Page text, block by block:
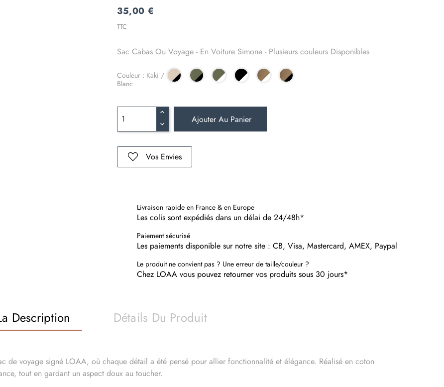
35,00 €
TTC
Sac Cabas Ou Voyage - En Voiture Simone - Plusieurs couleurs Disponibles
Couleur : Kaki /
Blanc
Ajouter Au Panier
Vos Envies
Livraison rapide en France & en Europe
Les colis sont expédiés dans un délai de 24/48h*
Paiement sécurisé
Les paiements disponible sur notre site : CB, Visa, Mastercard, AMEX, Paypal
Le produit ne convient pas ? Une erreur de taille/couleur ?
Chez LOAA vous pouvez retourner vos produits sous 30 jours*
Description Détails Du Produit
de voyage signé LOAA, où chaque détail a été pensé pour allier fonctionnalité et élégance. Réalisé en coton
tout en gardant un aspect doux au toucher.